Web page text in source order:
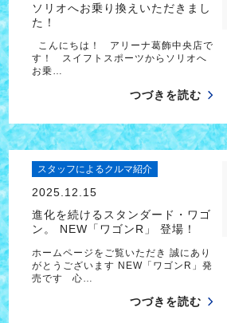
ソリオへお乗り換えいただきまし
た！
こんにちは！ アリーナ葛飾中央店で
す！ スイフトスポーツからソリオへ
お乗…
つづきを読む
スタッフによるクルマ紹介
2025.12.15
進化を続けるスタンダード・ワゴ
ン。 NEW「ワゴンR」 登場！
ホームページをご覧いただき 誠にあり
がとうございます NEW「ワゴンR」発
売です 心…
つづきを読む